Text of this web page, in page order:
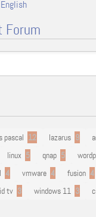
Forum
pascal 12 lazarus 9
linux 5 qnap 5
4 vmware 4 fusion 4
tv 3 windows 11 3